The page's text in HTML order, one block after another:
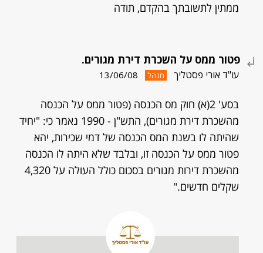
ממתין לתשובתך בהקדם, תודה
פטור ממס על השכרת דירת מגורים.
עו"ד אורי פסטליך מנהל 13/06/08
בסע' 2(א) חוק מס הכנסה (פטור ממס על הכנסה
מהשכרת דירת מגורים), התש"ן - 1990 נאמר כי: "יחיד
שהיתה לו בשנת המס הכנסה של דמי שכירות, יהא
פטור ממס על הכנסה זו, ובלבד שלא היתה לו הכנסה
מהשכרת דירות מגורים בסכום כולל העולה על 4,320
שקלים חדשים."